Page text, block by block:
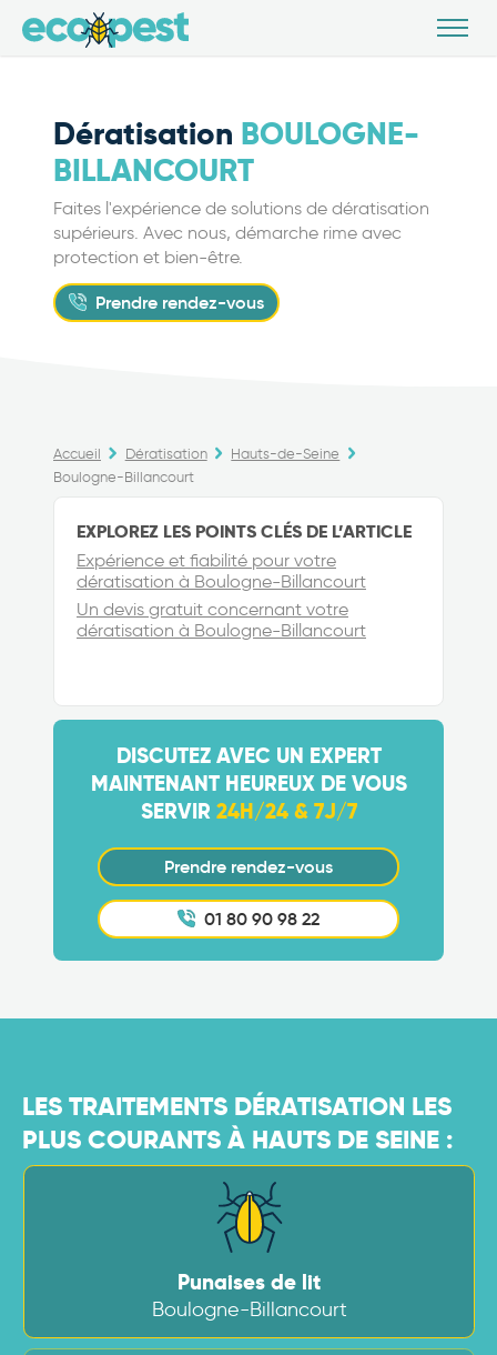
Dératisation BOULOGNE-
BILLANCOURT
Faites l'expérience de solutions de dératisation
supérieurs. Avec nous, démarche rime avec
protection et bien-être.
Prendre rendez-vous
Accueil Dératisation
Hauts-de-Seine
Boulogne-Billancourt
EXPLOREZ LES POINTS CLÉS DE L’ARTICLE
Expérience et fiabilité pour votre
dératisation à Boulogne-Billancourt
Un devis gratuit concernant votre
dératisation à Boulogne-Billancourt
DISCUTEZ AVEC UN EXPERT
MAINTENANT HEUREUX DE VOUS
SERVIR 24H/24 & 7J/7
Prendre rendez-vous
01 80 90 98 22
LES TRAITEMENTS DÉRATISATION LES
PLUS COURANTS À HAUTS DE SEINE :
Punaises de lit
Boulogne-Billancourt